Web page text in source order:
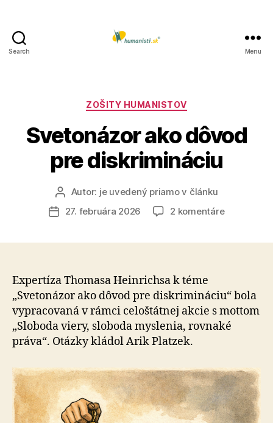
Search Menu
Kategórie
ZOŠITY HUMANISTOV
Svetonázor ako dôvod
pre diskrimináciu
Autor
článku
Autor: je uvedený priamo v článku
Dátum
27. februára 2026 2 komentárena
Expertíza Thomasa Heinrichsa k téme
„Svetonázor ako dôvod pre diskrimináciu“ bola
vypracovaná v rámci ce­lo­štát­nej akcie s mottom
„Sloboda viery, sloboda myslenia, rovnaké
práva“. Otázky kládol Arik Platzek.